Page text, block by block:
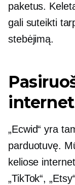
paketus.
gali suteikti
stebėjimą.
„Ecwid“ yra
parduotuvę.
keliose
„TikTok“,